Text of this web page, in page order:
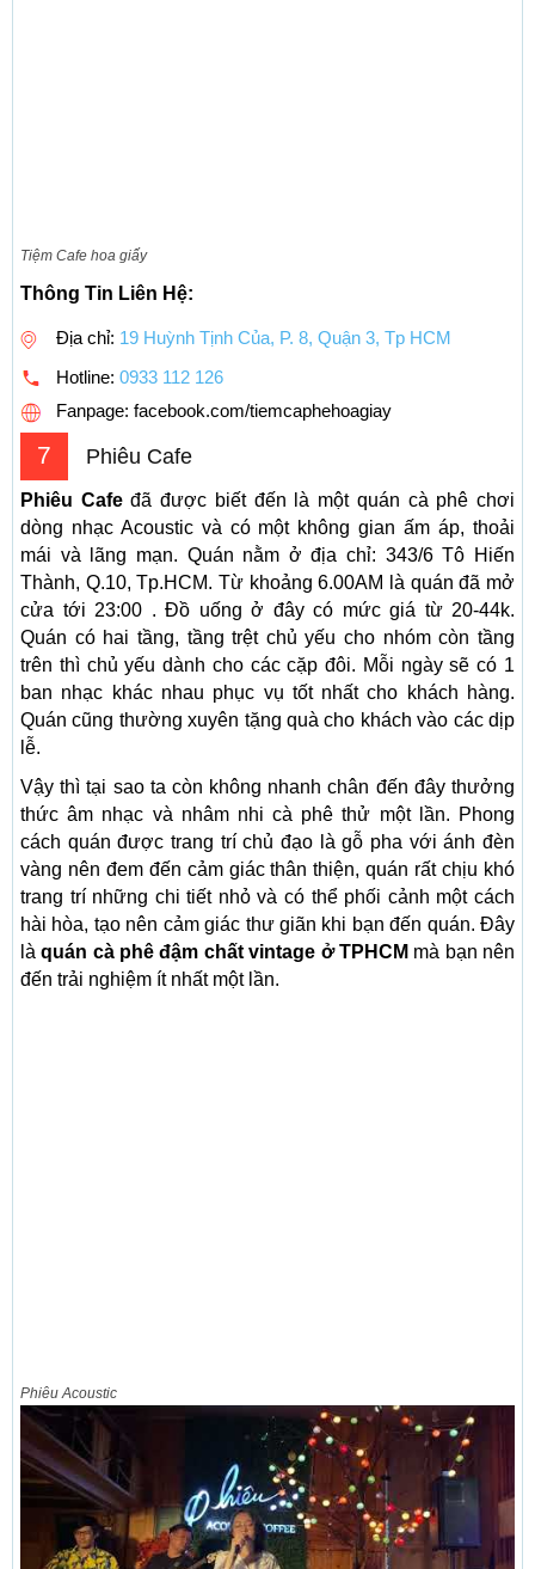
Tiệm Cafe hoa giấy
Thông Tin Liên Hệ:
Địa chỉ: 19 Huỳnh Tịnh Của, P. 8, Quận 3, Tp HCM
Hotline: 0933 112 126
Fanpage: facebook.com/tiemcaphehoagiay
7 Phiêu Cafe
Phiêu Cafeđã được biết đến là một quán cà phê chơi
dòng nhạc Acoustic và có một không gian ấm áp, thoải
mái và lãng mạn. Quán nằm ở địa chỉ: 343/6 Tô Hiến
Thành, Q.10, Tp.HCM. Từ khoảng 6.00AM là quán đã mở
cửa tới 23:00 . Đồ uống ở đây có mức giá từ 20-44k.
Quán có hai tầng, tầng trệt chủ yếu cho nhóm còn tầng
trên thì chủ yếu dành cho các cặp đôi. Mỗi ngày sẽ có 1
ban nhạc khác nhau phục vụ tốt nhất cho khách hàng.
Quán cũng thường xuyên tặng quà cho khách vào các dịp
lễ.
Vậy thì tại sao ta còn không nhanh chân đến đây thưởng
thức âm nhạc và nhâm nhi cà phê thử một lần. Phong
cách quán được trang trí chủ đạo là gỗ pha với ánh đèn
vàng nên đem đến cảm giác thân thiện, quán rất chịu khó
trang trí những chi tiết nhỏ và có thể phối cảnh một cách
hài hòa, tạo nên cảm giác thư giãn khi bạn đến quán. Đây
làquán cà phê đậm chất vintage ở TPHCM mà bạn nên
đến trải nghiệm ít nhất một lần.
Phiêu Acoustic